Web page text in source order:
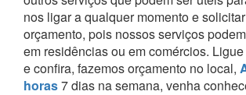
nos ligar a qualquer momento e
orçamento, pois nossos serviços
em residências ou em comércios.
e confira, fazemos orçamento no local,
horas7 dias na semana, venha